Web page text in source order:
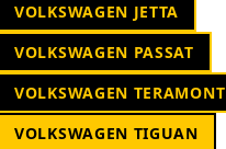
VOLKSWAGEN JETTA
VOLKSWAGEN PASSAT
VOLKSWAGEN TERAMONT
VOLKSWAGEN TIGUAN